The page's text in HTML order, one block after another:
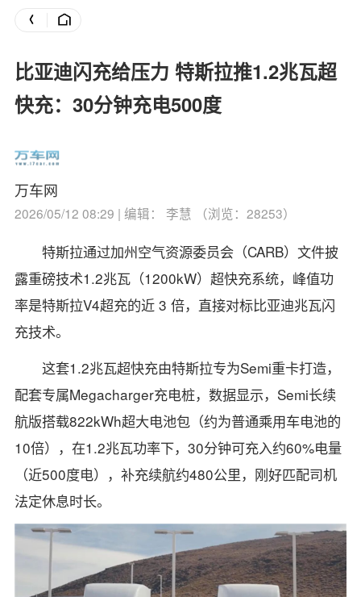
比亚迪闪充给压力 特斯拉推1.2兆瓦超
快充：30分钟充电500度
万车网
2026/05/12 08:29 | 编辑： 李慧 （浏览：28253）
特斯拉通过加州空气资源委员会（CARB）文件披
露重磅技术1.2兆瓦（1200kW）超快充系统，峰值功
率是特斯拉V4超充的近 3 倍，直接对标比亚迪兆瓦闪
充技术。
这套1.2兆瓦超快充由特斯拉专为Semi重卡打造，
配套专属Megacharger充电桩，数据显示，Semi长续
航版搭载822kWh超大电池包（约为普通乘用车电池的
10倍），在1.2兆瓦功率下，30分钟可充入约60%电量
（近500度电），补充续航约480公里，刚好匹配司机
法定休息时长。